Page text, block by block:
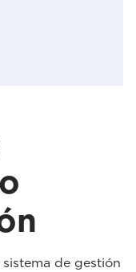
de gestión